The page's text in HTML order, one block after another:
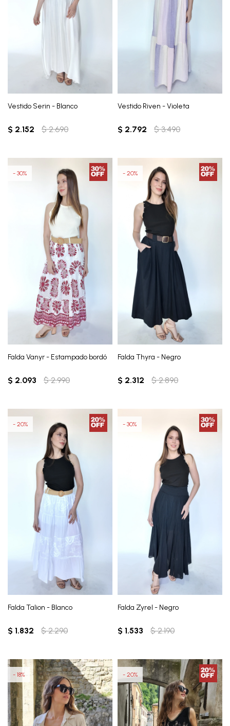
Vestido Serin - Blanco
$ 2.152 $ 2.690
Vestido Riven - Violeta
$ 2.792 $ 3.490
Falda Vanyr - Estampado bordó
$ 2.093 $ 2.990
30
Falda Thyra - Negro
$ 2.312 $ 2.890
20
Falda Talion - Blanco
$ 1.832 $ 2.290
20
Falda Zyrel - Negro
$ 1.533 $ 2.190
30
18 20